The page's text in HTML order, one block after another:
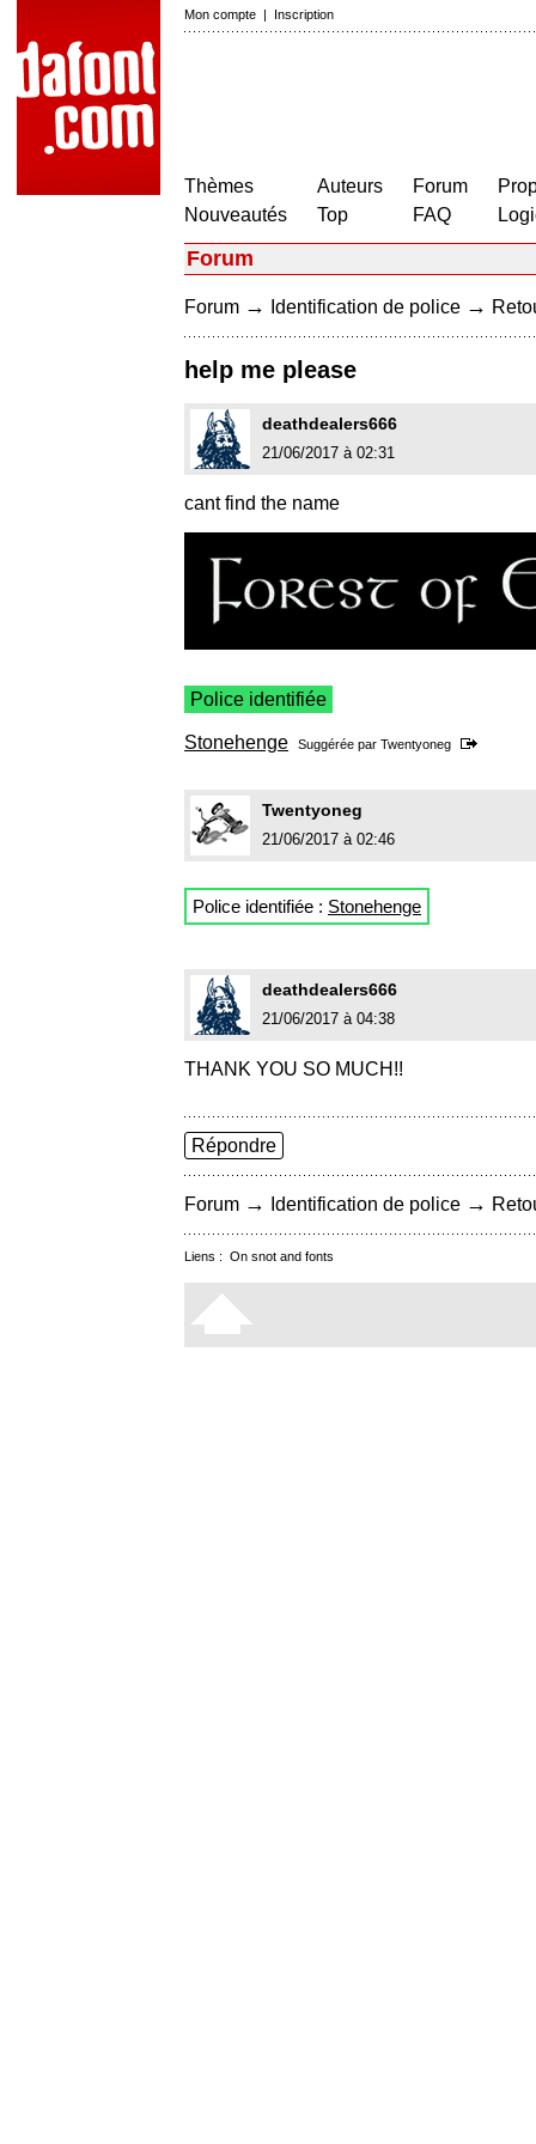
Mon compte | Inscription
Thèmes
Nouveautés
Auteurs
Top
Forum
FAQ
Forum
Forum → Identification de police →
help me please
deathdealers666
21/06/2017 à 02:31
cant find the name
Police identifiée
Stonehenge Suggérée par Twentyoneg
Twentyoneg
21/06/2017 à 02:46
Police identifiée : Stonehenge
deathdealers666
21/06/2017 à 04:38
THANK YOU SO MUCH!!
Répondre
Forum → Identification de police →
Liens : On snot and fonts